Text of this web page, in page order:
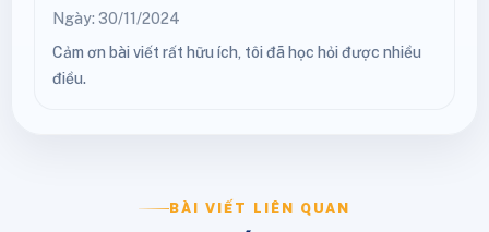
Ngày: 30/11/2024
Cảm ơn bài viết rất hữu ích, tôi đã học hỏi được nhiều
điều.
BÀI VIẾT LIÊN QUAN